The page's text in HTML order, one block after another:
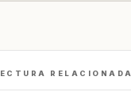
RELACIONADA